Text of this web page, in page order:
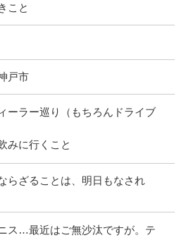
こと
戸市
ーラー巡り（もちろんドライブ
みに行くこと
らざることは、明日もなされ
ス…最近はご無沙汰ですが。テ